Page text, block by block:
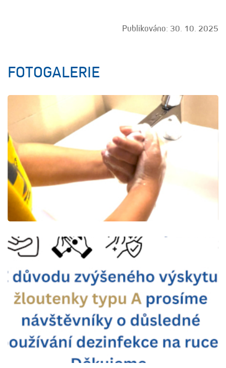
Publikováno: 30. 10. 2025
FOTOGALERIE